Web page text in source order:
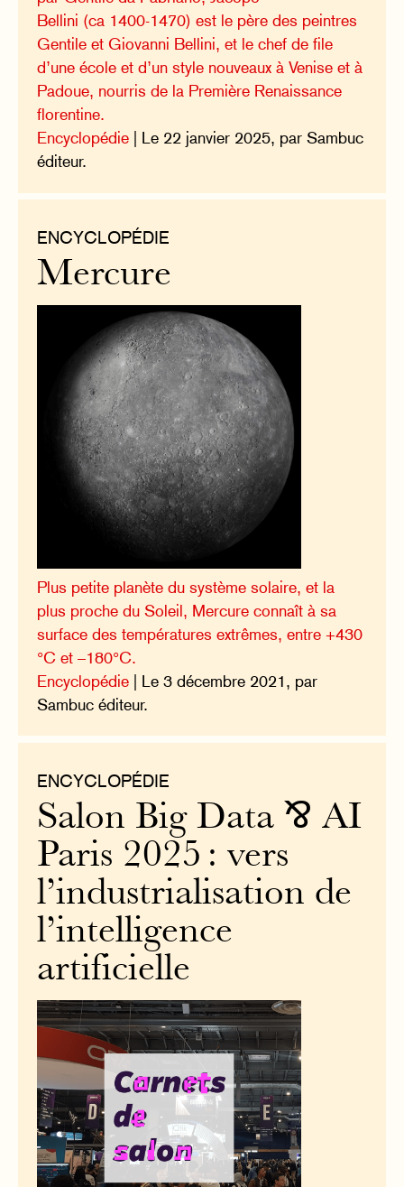
Bellini (ca 1400-1470) est le père des peintres
Gentile et Giovanni Bellini, et le chef de file
d’une école et d’un style nouveaux à Venise et à
Padoue, nourris de la Première Renaissance
florentine.
Encyclopédie | Le 22 janvier 2025, par Sambuc
éditeur.
ENCYCLOPÉDIE
Mercure
Plus petite planète du système solaire, et la
plus proche du Soleil, Mercure connaît à sa
surface des températures extrêmes, entre +430
°C et –180°C.
Encyclopédie | Le 3 décembre 2021, par
Sambuc éditeur.
ENCYCLOPÉDIE
Salon Big Data ⅋ AI
Paris 2025 : vers
l’industrialisation de
l’intelligence
artificielle